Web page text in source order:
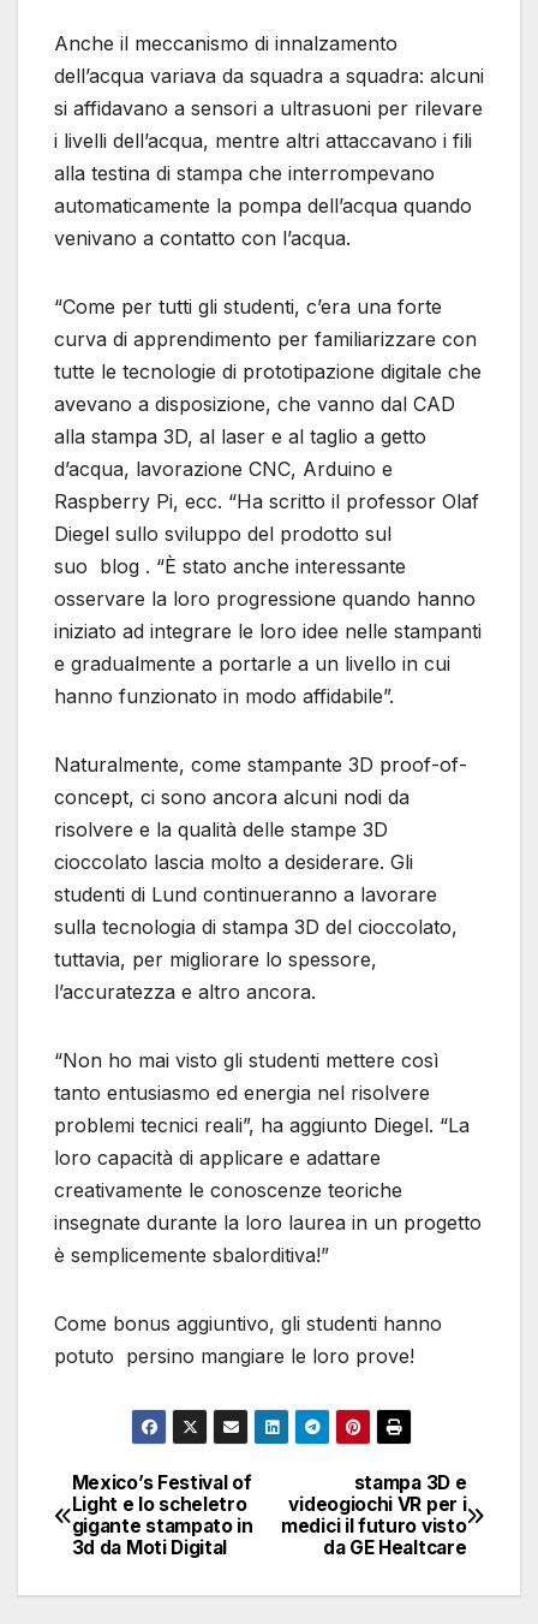
Anche il meccanismo di innalzamento
dell’acqua variava da squadra a squadra: alcuni
si affidavano a sensori a ultrasuoni per rilevare
i livelli dell’acqua, mentre altri attaccavano i fili
alla testina di stampa che interrompevano
automaticamente la pompa dell’acqua quando
venivano a contatto con l’acqua.
“Come per tutti gli studenti, c’era una forte
curva di apprendimento per familiarizzare con
tutte le tecnologie di prototipazione digitale che
avevano a disposizione, che vanno dal CAD
alla stampa 3D, al laser e al taglio a getto
d’acqua, lavorazione CNC, Arduino e
Raspberry Pi, ecc. “Ha scritto il professor Olaf
Diegel sullo sviluppo del prodotto sul
suo blog . “È stato anche interessante
osservare la loro progressione quando hanno
iniziato ad integrare le loro idee nelle stampanti
e gradualmente a portarle a un livello in cui
hanno funzionato in modo affidabile”.
Naturalmente, come stampante 3D proof-of-
concept, ci sono ancora alcuni nodi da
risolvere e la qualità delle stampe 3D
cioccolato lascia molto a desiderare. Gli
studenti di Lund continueranno a lavorare
sulla tecnologia di stampa 3D del cioccolato,
tuttavia, per migliorare lo spessore,
l’accuratezza e altro ancora.
“Non ho mai visto gli studenti mettere così
tanto entusiasmo ed energia nel risolvere
problemi tecnici reali”, ha aggiunto Diegel. “La
loro capacità di applicare e adattare
creativamente le conoscenze teoriche
insegnate durante la loro laurea in un progetto
è semplicemente sbalorditiva!”
Come bonus aggiuntivo, gli studenti hanno
potuto persino mangiare le loro prove!
Navigazione
articoli
stampa 3D e
videogiochi VR per i
medici il futuro visto
da GE Healtcare
Mexico’s Festival of
Light e lo scheletro
gigante stampato in
3d da Moti Digital